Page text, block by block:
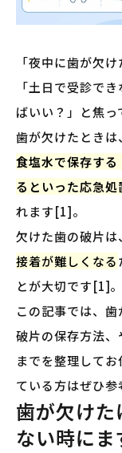
「夜中に歯が欠
「土日で受診で
ばいい？」と焦っ
歯が欠けたときは、
食塩水で保存す
るといった応急処
れます[1]。
欠けた歯の破片は
接着が難しくなる
とが大切です[1]。
この記事では、歯
破片の保存方法、
までを整理して
ている方はぜひ参
歯が欠け
ない時にま